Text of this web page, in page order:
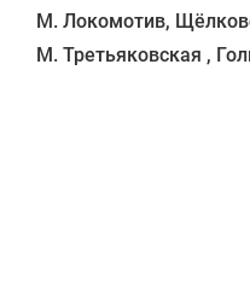
М. Локомотив,